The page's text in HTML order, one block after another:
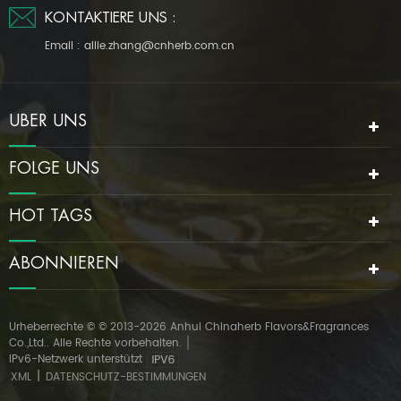
KONTAKTIERE UNS :
Email : allie.zhang@cnherb.com.cn
ÜBER UNS
FOLGE UNS
HOT TAGS
ABONNIEREN
Urheberrechte © © 2013-2026 Anhui Chinaherb Flavors&Fragrances
Co.,Ltd.. Alle Rechte vorbehalten.
IPv6-Netzwerk unterstützt
XML | DATENSCHUTZ-BESTIMMUNGEN